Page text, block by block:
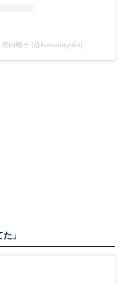
田曜子 (@kumadayoko)
」